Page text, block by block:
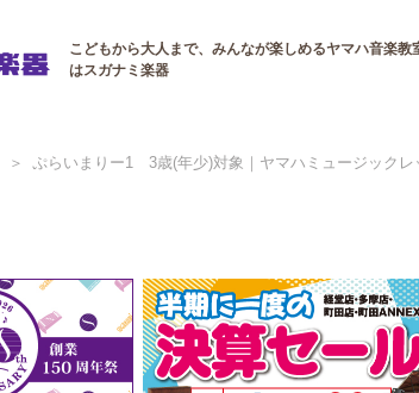
こどもから大人まで、みんなが楽しめるヤマハ音楽教
はスガナミ楽器
ぷらいまりー1 3歳(年少)対象｜ヤマハミュージックレ